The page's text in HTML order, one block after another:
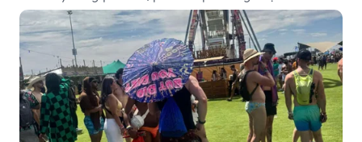
sản phẩm được thị trường đón nhận và dần vượt khỏi
công năng che nắng thông thường.